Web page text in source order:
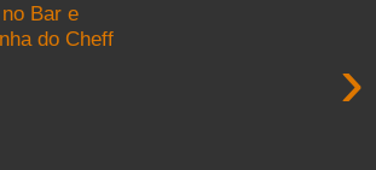
Bar e
do Cheff
›